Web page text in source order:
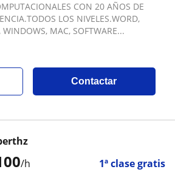
CON 20 AÑOS DE
LOS NIVELES.WORD,
WINDOWS, MAC, SOFTWARE...
Contactar
/h 1ª clase gratis